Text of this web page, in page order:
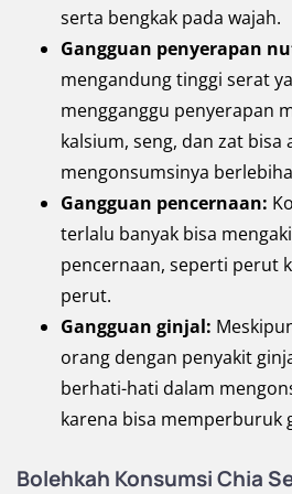
serta bengkak pada wajah.
Gangguan penyerapan
mengandung tinggi serat
mengganggu penyerapan
kalsium, seng, dan zat bisa
mengonsumsinya
Gangguan pencernaan:
terlalu banyak bisa
pencernaan, seperti perut
perut.
Gangguan ginjal:
orang dengan penyakit
berhati-hati dalam
karena bisa memperburuk
Bolehkah Konsumsi Chia